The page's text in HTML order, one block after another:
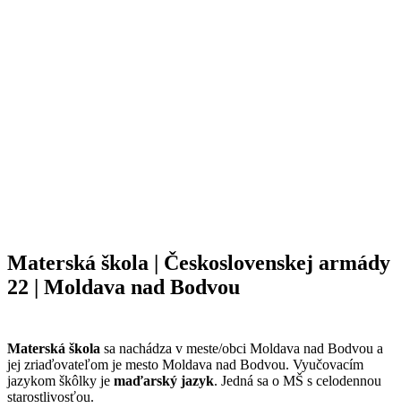
Materská škola | Československej armády
22 | Moldava nad Bodvou
Materská škola sa nachádza v meste/obci Moldava nad Bodvou a
jej zriaďovateľom je mesto Moldava nad Bodvou. Vyučovacím
jazykom škôlky je maďarský jazyk. Jedná sa o MŠ s celodennou
starostlivosťou.